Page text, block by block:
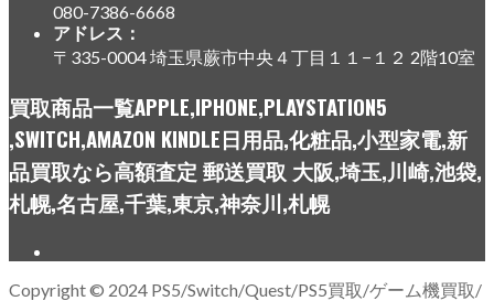
080-7386-6668
アドレス：
〒335-0004 埼玉県蕨市中央４丁目１１−１２ 2階10室
買取商品一覧APPLE,IPHONE,PLAYSTATION5
,SWITCH,AMAZON KINDLE日用品,化粧品,小型家電,新
品買取なら高額査定 郵送買取 大阪,埼玉,川崎,池袋,
札幌,名古屋,千葉,東京,神奈川,札幌
Copyright © 2024 PS5/Switch/Quest/PS5買取/ゲーム機買取/